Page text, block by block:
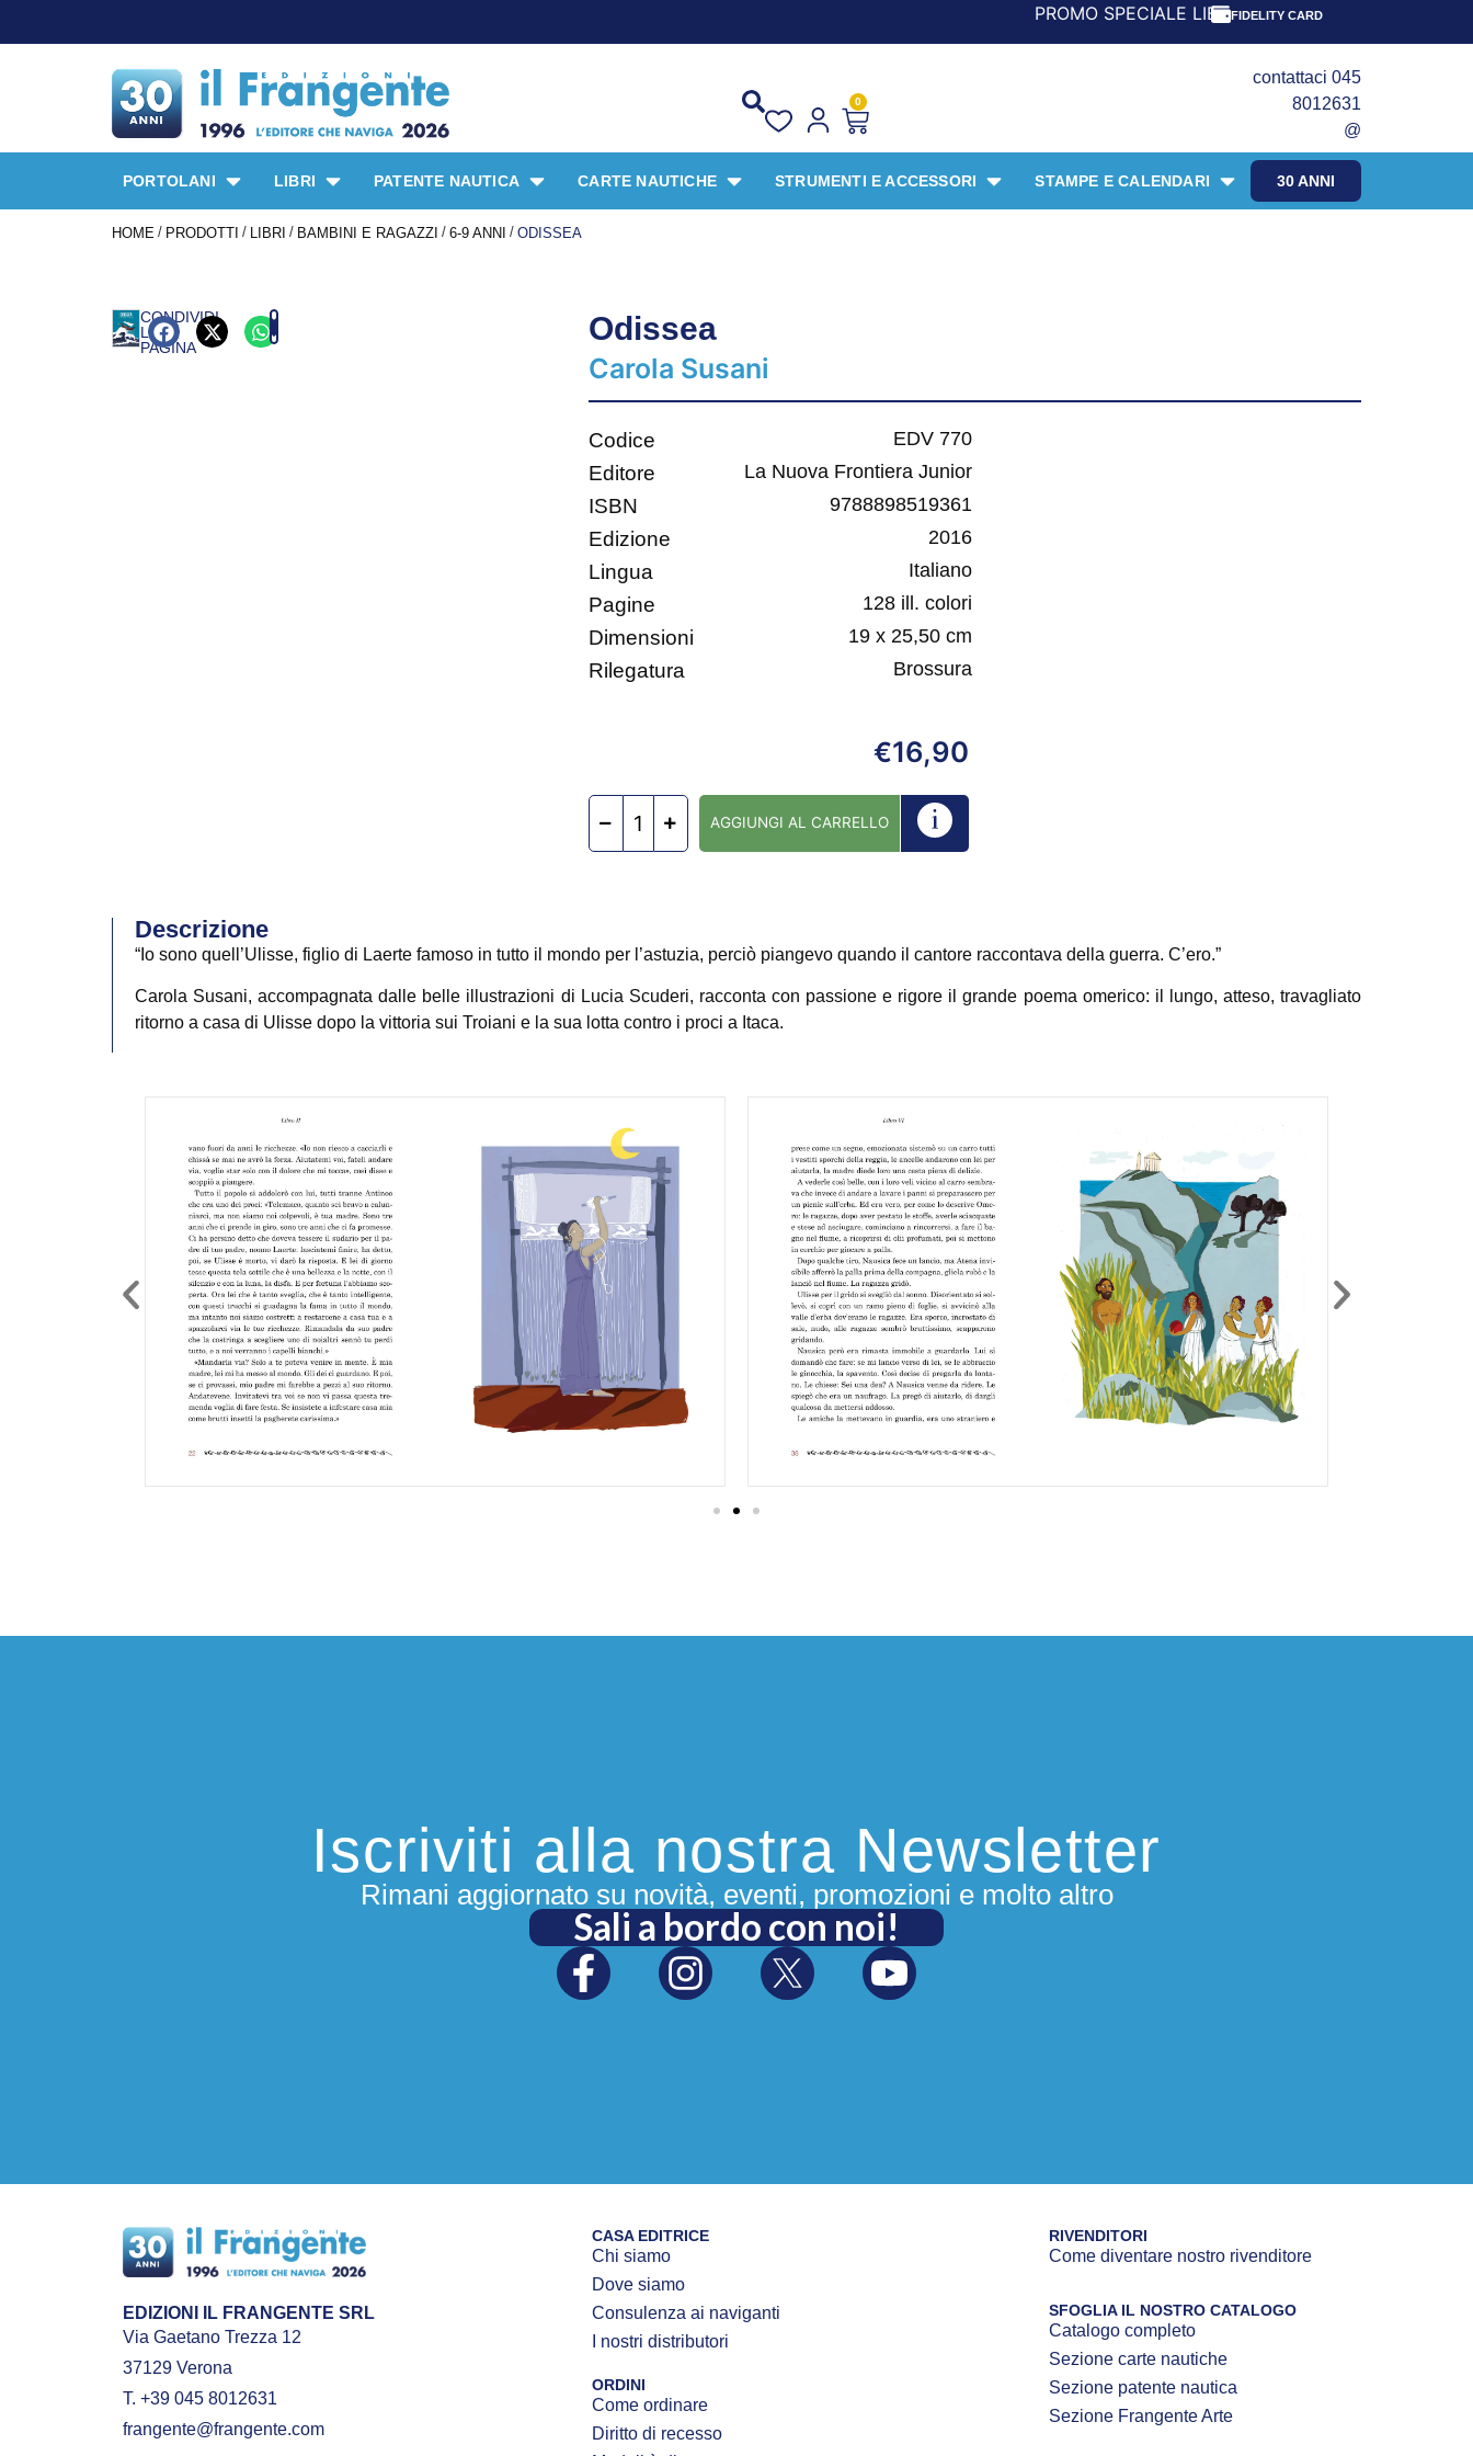
PROMO SPECIALE LIBRI PER I 30 ANNI DEL FRANGENTE!
FIDELITY CARD
0
contattaci 045
8012631
@
30 ANNI
PORTOLANI LIBRI PATENTE NAUTICA CARTE NAUTICHE STRUMENTI E ACCESSORI STAMPE E CALENDARI
HOME / PRODOTTI / LIBRI / BAMBINI E RAGAZZI / 6-9 ANNI / ODISSEA
CONDIVIDI
LA
PAGINA
Odissea
Carola Susani
Codice EDV 770
Editore La Nuova Frontiera Junior
ISBN 9788898519361
Edizione 2016
Lingua Italiano
Pagine 128 ill. colori
Dimensioni 19 x 25,50 cm
Rilegatura Brossura
€16,90
AGGIUNGI AL CARRELLO
Descrizione
“Io sono quell’Ulisse, figlio di Laerte famoso in tutto il mondo per l’astuzia, perciò piangevo quando il cantore raccontava della guerra. C’ero.”
Carola Susani, accompagnata dalle belle illustrazioni di Lucia Scuderi, racconta con passione e rigore il grande poema omerico: il lungo, atteso, travagliato
ritorno a casa di Ulisse dopo la vittoria sui Troiani e la sua lotta contro i proci a Itaca.
Iscriviti alla nostra Newsletter
Rimani aggiornato su novità, eventi, promozioni e molto altro
Sali a bordo con noi!
EDIZIONI IL FRANGENTE SRL
Via Gaetano Trezza 12
37129 Verona
T. +39 045 8012631
frangente@frangente.com
CASA EDITRICE
Chi siamo
Dove siamo
Consulenza ai naviganti
I nostri distributori
ORDINI
Come ordinare
Diritto di recesso
RIVENDITORI
Come diventare nostro rivenditore
SFOGLIA IL NOSTRO CATALOGO
Catalogo completo
Sezione carte nautiche
Sezione patente nautica
Sezione Frangente Arte